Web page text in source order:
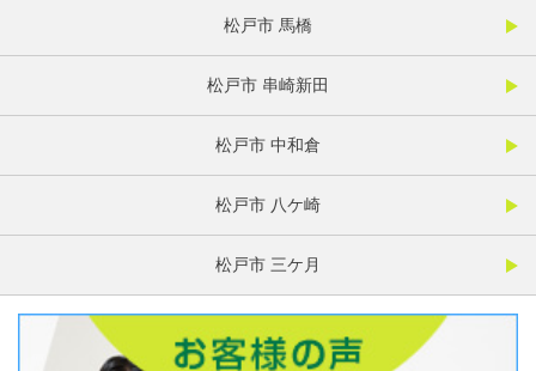
松戸市 馬橋
松戸市 串崎新田
松戸市 中和倉
松戸市 八ケ崎
松戸市 三ケ月